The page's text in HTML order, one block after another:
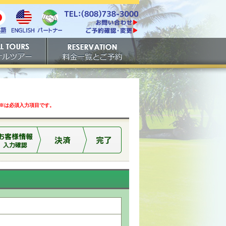
English パート
電話番号は808-738-
3000。ファックスは808-
738-3001。
https://www.tachibana.com/contact/
ご予約確認・変更
ご予約
必須入力項目です。